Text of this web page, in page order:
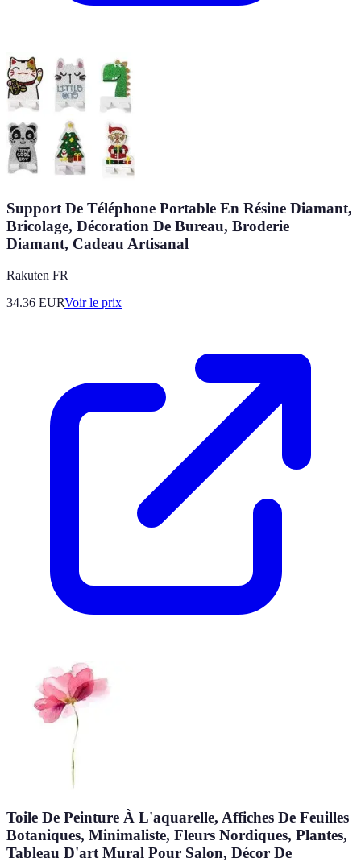
Support De Téléphone Portable En Résine Diamant,
Bricolage, Décoration De Bureau, Broderie
Diamant, Cadeau Artisanal
Rakuten FR
34.36 EURVoir le prix
Toile De Peinture À L'aquarelle, Affiches De Feuilles
Botaniques, Minimaliste, Fleurs Nordiques, Plantes,
Tableau D'art Mural Pour Salon, Décor De